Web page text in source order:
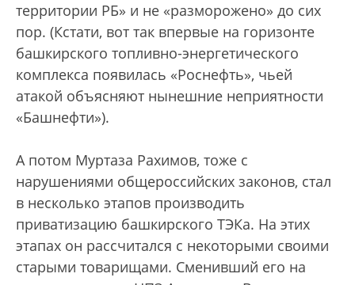
территории РБ» и не «разморожено» до сих
пор. (Кстати, вот так впервые на горизонте
башкирского топливно-энергетического
комплекса появилась «Роснефть», чьей
атакой объясняют нынешние неприятности
«Башнефти»).
А потом Муртаза Рахимов, тоже с
нарушениями общероссийских законов, стал
в несколько этапов производить
приватизацию башкирского ТЭКа. На этих
этапах он рассчитался с некоторыми своими
старыми товарищами. Сменивший его на